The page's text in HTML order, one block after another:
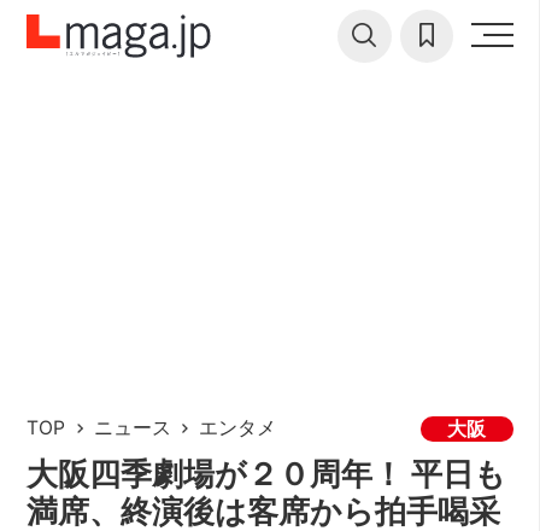
TOP ニュース エンタメ 大阪
大阪四季劇場が２０周年！ 平日も
満席、終演後は客席から拍手喝采